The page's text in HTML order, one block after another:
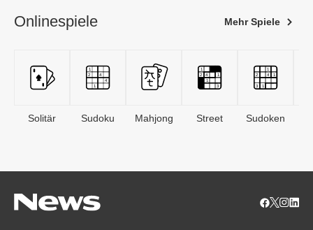
Onlinespiele Mehr Spiele
Solitär Sudoku Mahjong Street Sudoken